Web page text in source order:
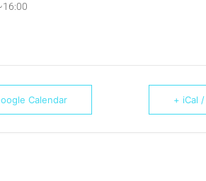
Calendar + iCal